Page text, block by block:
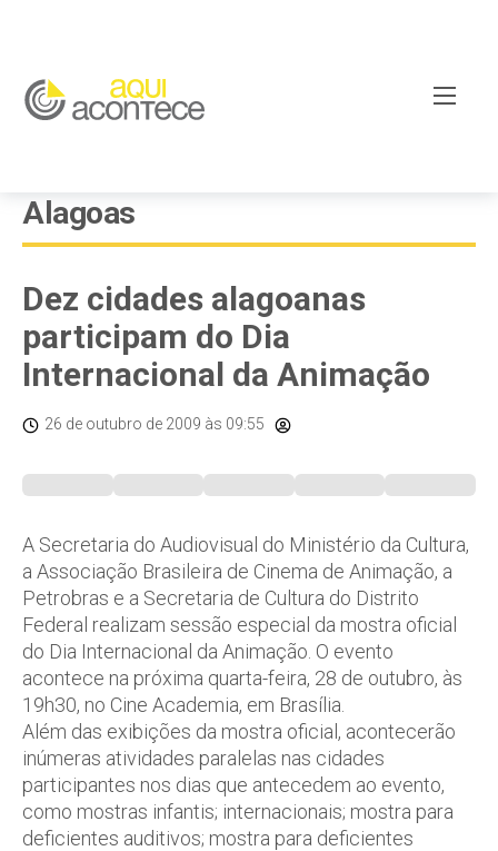
Alagoas
Dez cidades alagoanas
participam do Dia
Internacional da Animação
26 de outubro de 2009 às 09:55
A Secretaria do Audiovisual do Ministério da Cultura,
a Associação Brasileira de Cinema de Animação, a
Petrobras e a Secretaria de Cultura do Distrito
Federal realizam sessão especial da mostra oficial
do Dia Internacional da Animação. O evento
acontece na próxima quarta-feira, 28 de outubro, às
19h30, no Cine Academia, em Brasília.
Além das exibições da mostra oficial, acontecerão
inúmeras atividades paralelas nas cidades
participantes nos dias que antecedem ao evento,
como mostras infantis; internacionais; mostra para
deficientes auditivos; mostra para deficientes